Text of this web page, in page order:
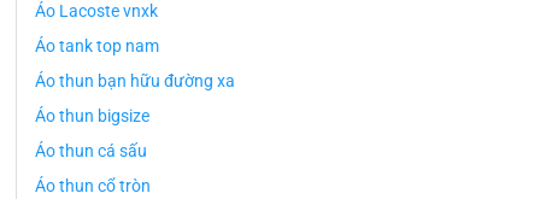
Áo Lacoste vnxk
Áo tank top nam
Áo thun bạn hữu đường xa
Áo thun bigsize
Áo thun cá sấu
Áo thun cổ tròn